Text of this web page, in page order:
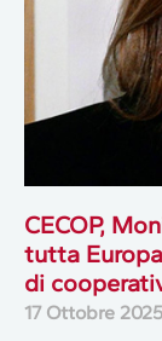
CECOP,
tutta
di
17 Ottobre 2025